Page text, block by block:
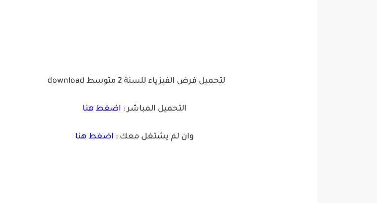
لتحميل فرض الفيزياء للسنة 2 متوسط download
التحميل المباشر : اضغط هنا
وان لم يشتغل معك : اضغط هنا